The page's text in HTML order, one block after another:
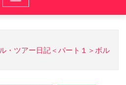
・ツアー日記＜パート１＞ボル